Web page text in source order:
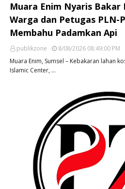
Muara Enim Nyaris Bakar
Warga dan Petugas PLN-
Membahu Padamkan Api
publikzone
8/08/2026 08:49:00 PM
Muara Enim, Sumsel – Kebakaran lahan
Islamic Center, …